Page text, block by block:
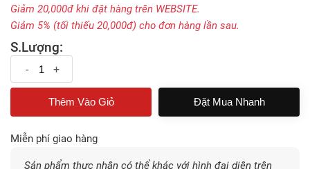
Giảm 20,000đ khi đặt hàng trên WEBSITE.
Giảm 5% (tối thiếu 20,000đ) cho đơn hàng lần sau.
S.Lượng:
- +
Đặt Mua Nhanh
Miễn phí giao hàng
Sản phẩm thực nhận có thể khác với hình đại diện trên